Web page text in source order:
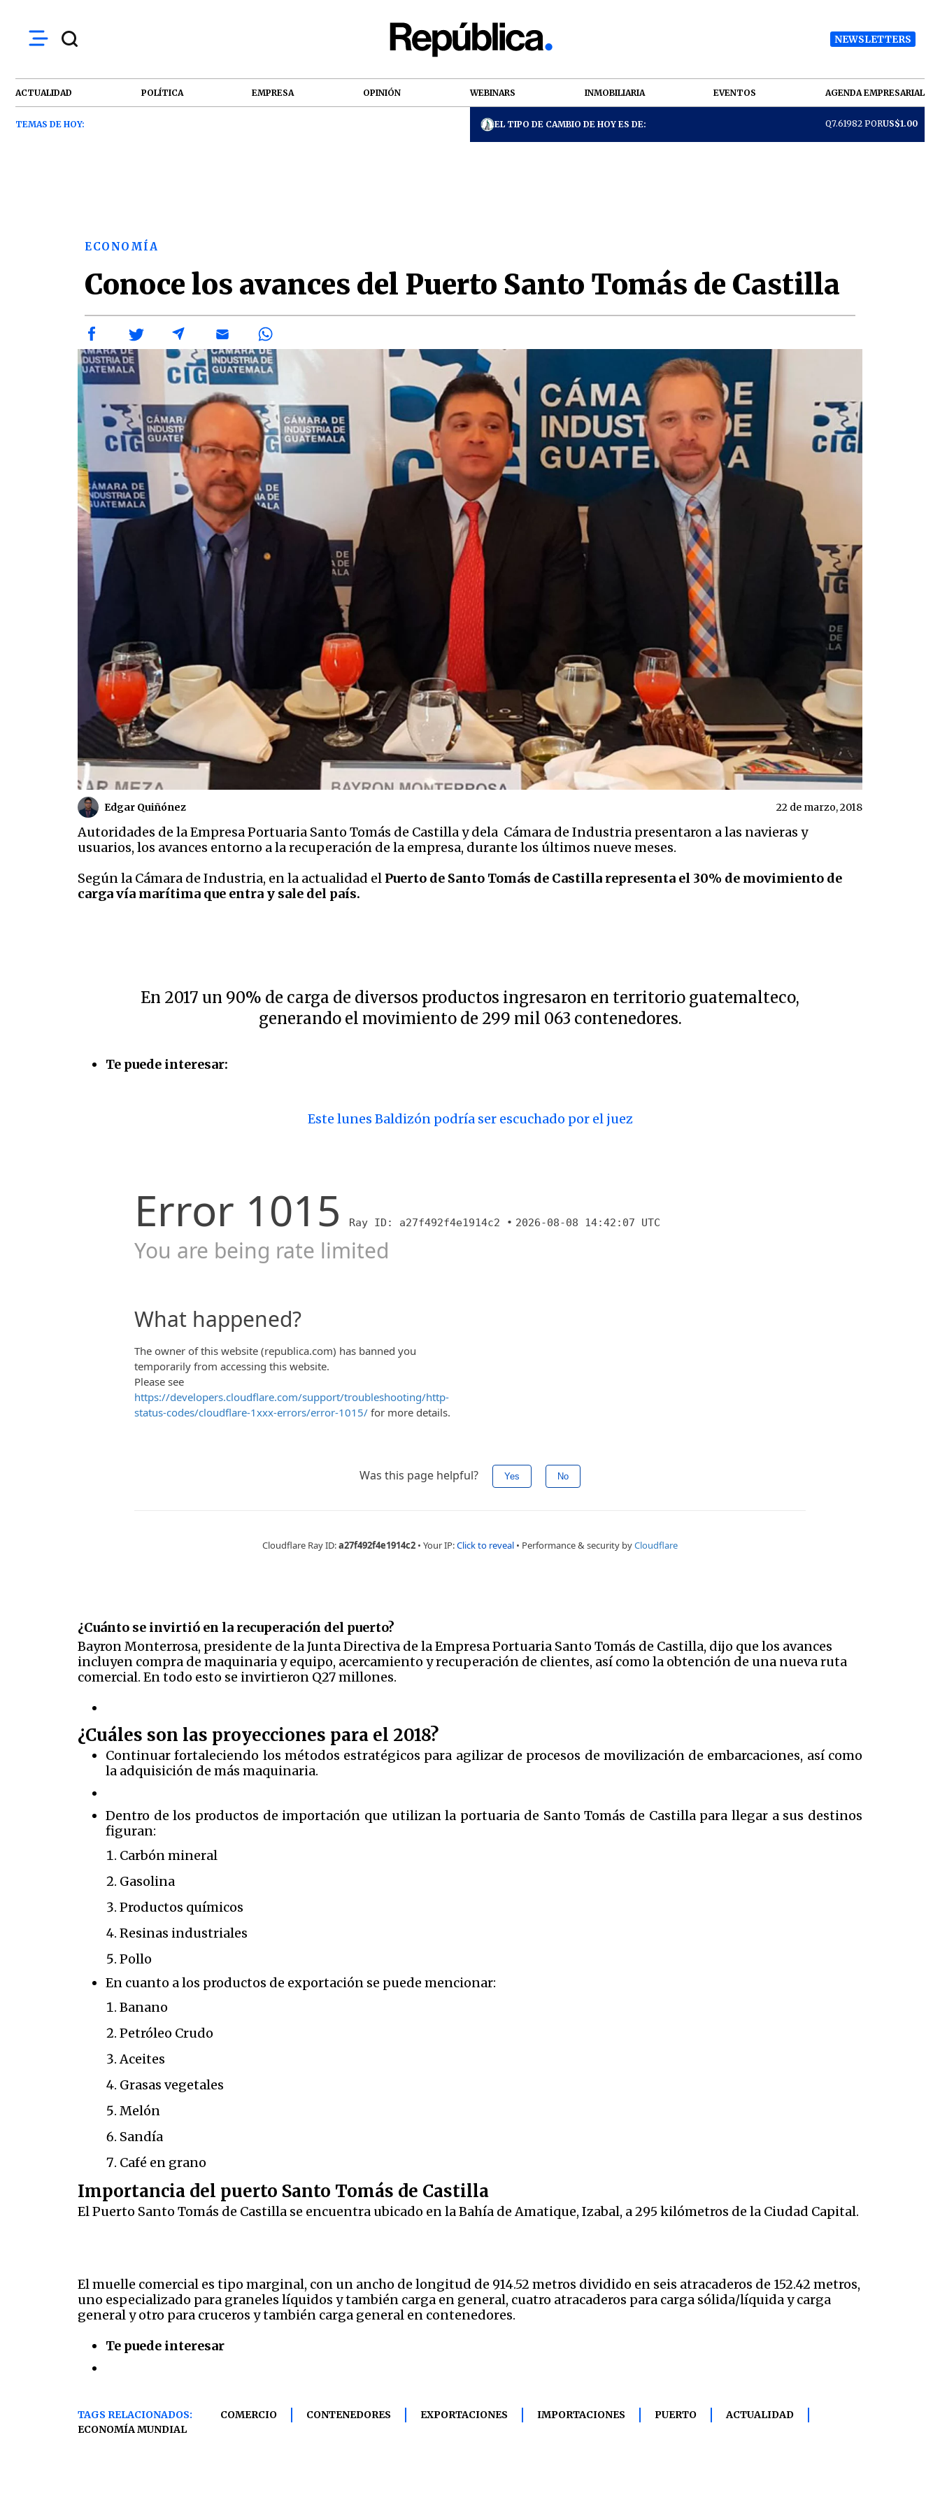
NEWSLETTERS
ACTUALIDAD POLÍTICA EMPRESA OPINIÓN WEBINARS INMOBILIARIA EVENTOS AGENDA EMPRESARIAL
TEMAS DE HOY: EL TIPO DE CAMBIO DE HOY ES DE: Q7.61982 PORUS$1.00
ECONOMÍA
Conoce los avances del Puerto Santo Tomás de Castilla
Edgar Quiñónez 22 de marzo, 2018
Autoridades de la Empresa Portuaria Santo Tomás de Castilla y dela Cámara de Industria presentaron a las navieras y
usuarios, los avances entorno a la recuperación de la empresa, durante los últimos nueve meses.
Según la Cámara de Industria, en la actualidad el Puerto de Santo Tomás de Castilla representa el 30% de movimiento de
carga vía marítima que entra y sale del país.
En 2017 un 90% de carga de diversos productos ingresaron en territorio guatemalteco,
generando el movimiento de 299 mil 063 contenedores.
Te puede interesar:
Este lunes Baldizón podría ser escuchado por el juez
¿Cuánto se invirtió en la recuperación del puerto?
Bayron Monterrosa, presidente de la Junta Directiva de la Empresa Portuaria Santo Tomás de Castilla, dijo que los avances
incluyen compra de maquinaria y equipo, acercamiento y recuperación de clientes, así como la obtención de una nueva ruta
comercial. En todo esto se invirtieron Q27 millones.
¿Cuáles son las proyecciones para el 2018?
Continuar fortaleciendo los métodos estratégicos para agilizar de procesos de movilización de embarcaciones, así como
la adquisición de más maquinaria.
Dentro de los productos de importación que utilizan la portuaria de Santo Tomás de Castilla para llegar a sus destinos
figuran:
Carbón mineral
Gasolina
Productos químicos
Resinas industriales
Pollo
En cuanto a los productos de exportación se puede mencionar:
Banano
Petróleo Crudo
Aceites
Grasas vegetales
Melón
Sandía
Café en grano
Importancia del puerto Santo Tomás de Castilla
El Puerto Santo Tomás de Castilla se encuentra ubicado en la Bahía de Amatique, Izabal, a 295 kilómetros de la Ciudad Capital.
El muelle comercial es tipo marginal, con un ancho de longitud de 914.52 metros dividido en seis atracaderos de 152.42 metros,
uno especializado para graneles líquidos y también carga en general, cuatro atracaderos para carga sólida/líquida y carga
general y otro para cruceros y también carga general en contenedores.
Te puede interesar
TAGS RELACIONADOS: COMERCIO CONTENEDORES EXPORTACIONES IMPORTACIONES PUERTO
ACTUALIDAD
ECONOMÍA MUNDIAL